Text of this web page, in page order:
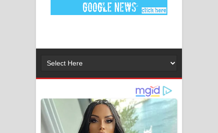
මනමාල කතා ගීතයේ පද පෙළ
Gemak Deela Song Lyrics - ගේමක් දීලා